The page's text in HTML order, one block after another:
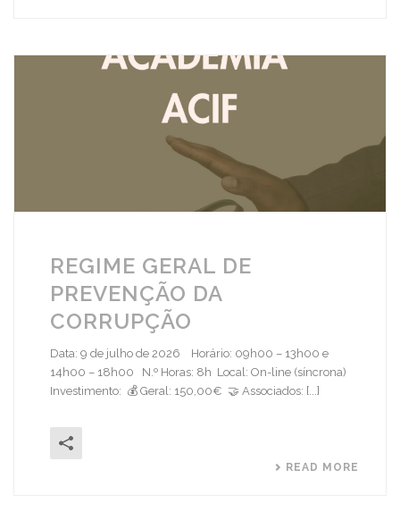
REGIME GERAL DE
PREVENÇÃO DA
CORRUPÇÃO
Data: 9 de julho de 2026 Horário: 09h00 – 13h00 e
14h00 – 18h00 N.º Horas: 8h Local: On-line (síncrona)
Investimento: 💰 Geral: 150,00€ 🤝 Associados: [...]
READ MORE